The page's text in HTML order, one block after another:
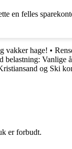
en felles
vakker hage! •
belastning: Vanlige
og Ski
er forbudt.